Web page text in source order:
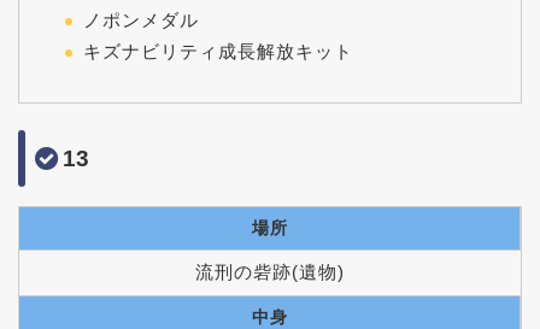
ノポンメダル
キズナビリティ成長解放キット
13
場所
流刑の砦跡(遺物)
中身